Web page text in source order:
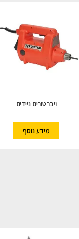
ויברטורים ניידים
מידע נוסף